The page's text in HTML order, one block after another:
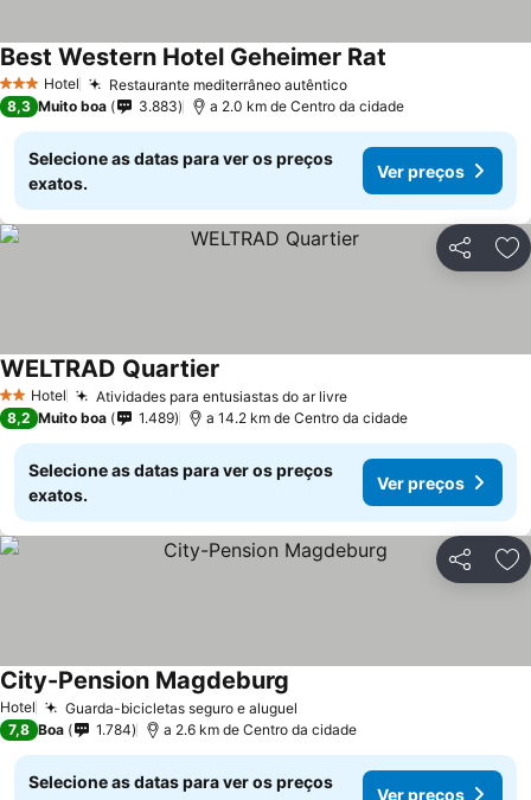
3 EstrelasHotel Restaurante mediterrâneo autêntico
Best Western Hotel Geheimer Rat
8,3 Muito boa 3.883 a 2.0 km de Centro da cidade
Selecione as datas para ver os preços
exatos.
Ver preços
Partilhar
2 Estrelas
Hotel Atividades para entusiastas do ar livre
WELTRAD Quartier
8,2 Muito boa 1.489 a 14.2 km de Centro da cidade
Selecione as datas para ver os preços
exatos.
Ver preços
Partilhar
Hotel Guarda-bicicletas seguro e aluguel
City-Pension Magdeburg
7,8 Boa 1.784 a 2.6 km de Centro da cidade
Selecione as datas para ver os preços
Ver preços